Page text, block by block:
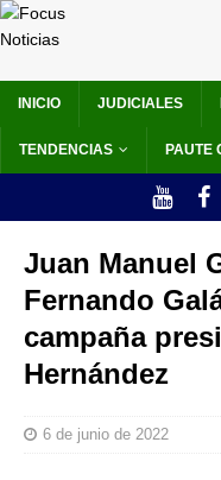
INICIO JUDICIALES
TENDENCIAS PAUTE
Juan Manuel
Fernando
campaña
Hernández
6 de junio de 2022